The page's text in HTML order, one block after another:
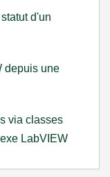
d'un
depuis une
via classes
LabVIEW